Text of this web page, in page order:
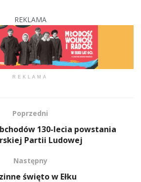
REKLAMA
REKLAMA
Poprzedni
130-lecia powstania
Partii Ludowej
Następny
święto w Ełku